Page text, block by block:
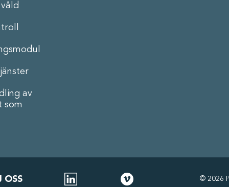
av
som
OSS © 2026